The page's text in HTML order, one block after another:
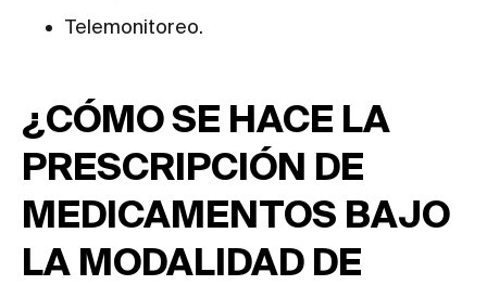
Telemonitoreo.
¿CÓMO SE HACE LA
PRESCRIPCIÓN DE
MEDICAMENTOS BAJO
LA MODALIDAD DE